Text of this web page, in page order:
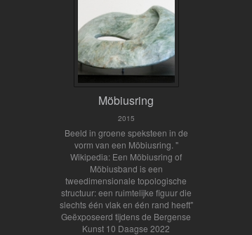
Möbiusring
2015
Beeld in groene speksteen in de
vorm van een Möbiusring. "
Wikipedia: Een Möbiusring of
Möbiusband is een
tweedimensionale topologische
structuur: een ruimtelijke figuur die
slechts één vlak en één rand heeft"
Geëxposeerd tijdens de Bergense
Kunst 10 Daagse 2022